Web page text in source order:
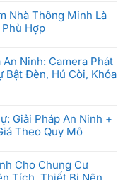
Nhà Thông Minh Là
Hợp
Ninh: Camera Phát
Bật Đèn, Hú Còi, Khóa
Giải Pháp An Ninh +
Theo Quy Mô
Cho Chung Cư